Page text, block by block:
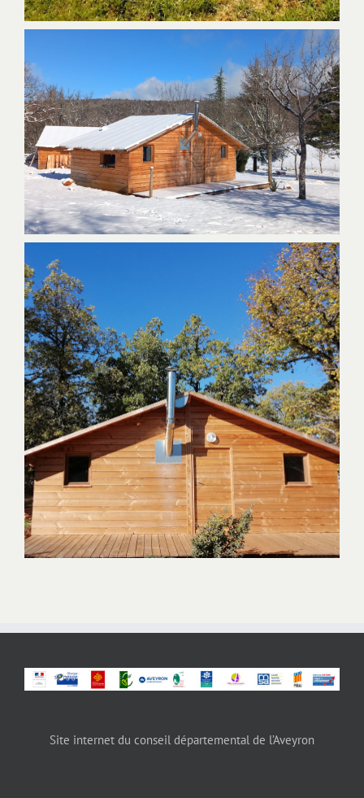
Site internet du conseil départemental de l’Aveyron